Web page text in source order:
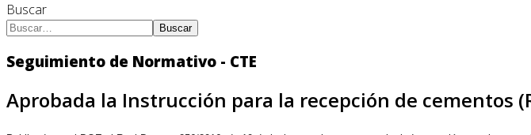
Buscar
Buscar
Seguimiento de Normativo - CTE
Aprobada la Instrucción para la recepción de cementos